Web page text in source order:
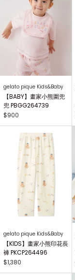
gelato pique Kids&Baby
【BABY】畫家小熊圍兜
兜 PBGG264739
$900
gelato pique Kids&Baby
【KIDS】畫家小熊印花長
褲 PKCP264496
$1,380